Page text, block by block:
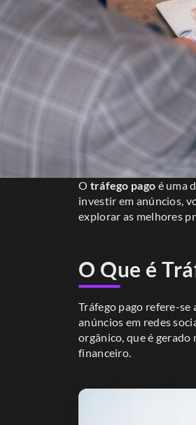
O tráfego pago é uma
investir em anúncios,
explorar as melhores
O Que é
Tráfego pago refere-se
anúncios em redes
orgânico, que é
financeiro.